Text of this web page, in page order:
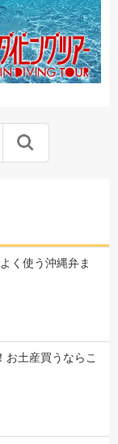
く使う沖縄弁ま
お土産買うならこ